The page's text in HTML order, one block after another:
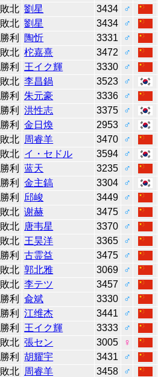
敗北 劉星 3434
♂
敗北 劉星 3434
♂
勝利 陶忻 3331
♂
敗北 柁嘉熹 3472
♂
勝利 王イク輝 3330
♂
敗北 李昌鍋 3523
♂
勝利 朱元豪 3336
♂
勝利 洪性志 3375
♂
勝利 金日煥 2953
♂
敗北 周睿羊 3470
♂
敗北 イ・セドル 3594
♂
勝利 蓝天 3235
♂
勝利 金主鎬 3304
♂
勝利 邱峻 3449
♂
敗北 谢赫 3475
♂
敗北 唐韦星 3370
♂
敗北 王昊洋 3365
♂
勝利 古霊益 3475
♂
敗北 郭北雅 3069
♂
敗北 李テツ 3457
♂
勝利 兪斌 3330
♂
勝利 江维杰 3441
♂
勝利 王イク輝 3333
♂
敗北 張セン 3005
♀
勝利 胡耀宇 3431
♂
敗北 周睿羊 3458
♂